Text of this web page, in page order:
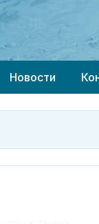
Новости